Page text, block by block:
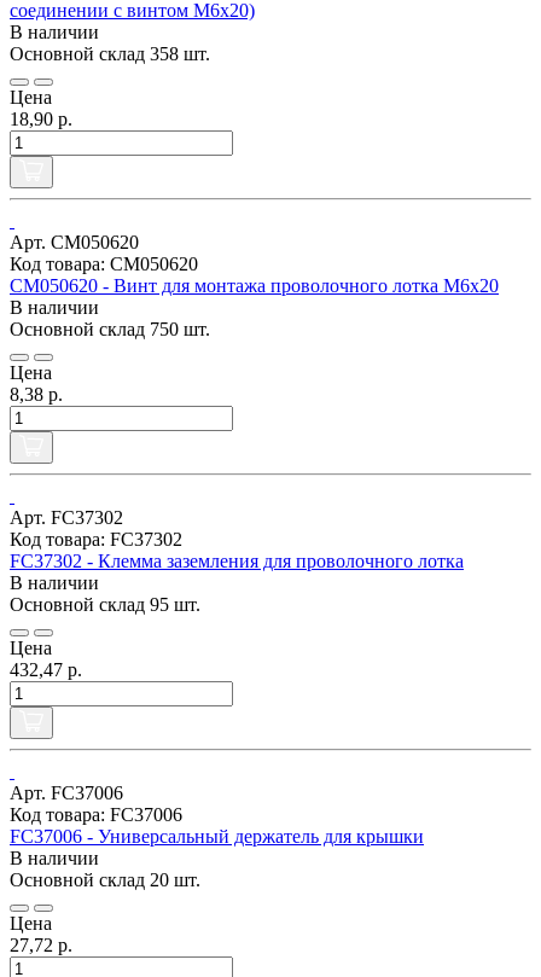
соединении с винтом M6x20)
В наличии
Основной склад 358 шт.
Цена
18,90 р.
Арт. CM050620
Код товара: CM050620
CM050620 - Винт для монтажа проволочного лотка М6х20
В наличии
Основной склад 750 шт.
Цена
8,38 р.
Арт. FC37302
Код товара: FC37302
FC37302 - Клемма заземления для проволочного лотка
В наличии
Основной склад 95 шт.
Цена
432,47 р.
Арт. FC37006
Код товара: FC37006
FC37006 - Универсальный держатель для крышки
В наличии
Основной склад 20 шт.
Цена
27,72 р.